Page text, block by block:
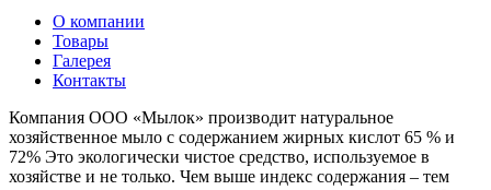
О компании
Товары
Галерея
Контакты
Компания ООО «Мылок» производит натуральное
хозяйственное мыло с содержанием жирных кислот 65 % и
72% Это экологически чистое средство, используемое в
хозяйстве и не только. Чем выше индекс содержания – тем